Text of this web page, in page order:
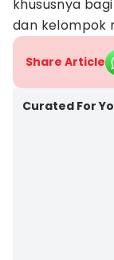
khususnya
dan kelompok
Share Article
Curated For